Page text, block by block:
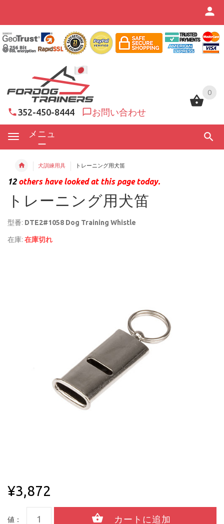
0
352-450-8444 お問い合わせ
メニュ
ー
0
犬訓練用具 トレーニング用犬笛
12others have looked at this page today.
トレーニング用犬笛
型番: DTE2#1058 Dog Training Whistle
在庫: 在庫切れ
¥3,872
値：